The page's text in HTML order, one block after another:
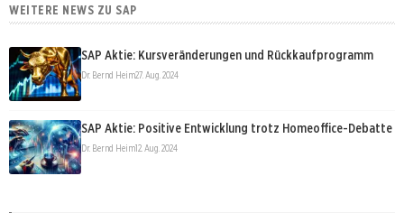
WEITERE NEWS ZU SAP
SAP Aktie: Kursveränderungen und Rückkaufprogramm
Dr. Bernd Heim27. Aug. 2024
SAP Aktie: Positive Entwicklung trotz Homeoffice-Debatte
Dr. Bernd Heim12. Aug. 2024